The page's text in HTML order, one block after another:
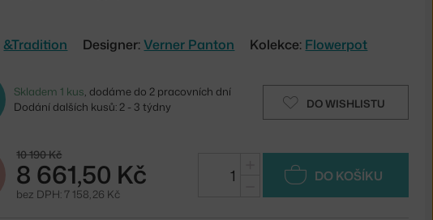
&Tradition Designer:Verner Panton Kolekce: Flowerpot
DO WISHLISTU
Skladem 1 kus, dodáme do 2 pracovních dní
Dodání dalších kusů: 2 - 3 týdny
10 190 Kč
8 661,50 Kč
bez DPH: 7 158,26 Kč
DO KOŠÍKU